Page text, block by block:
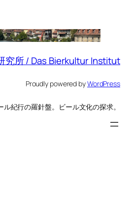
究所 / Das Bierkultur Institut
Proudly powered byWordPress
ル紀行の羅針盤。ビール文化の探求。